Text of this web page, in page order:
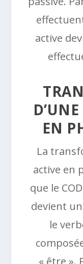
active
EN
La
active en
que le
devient
le